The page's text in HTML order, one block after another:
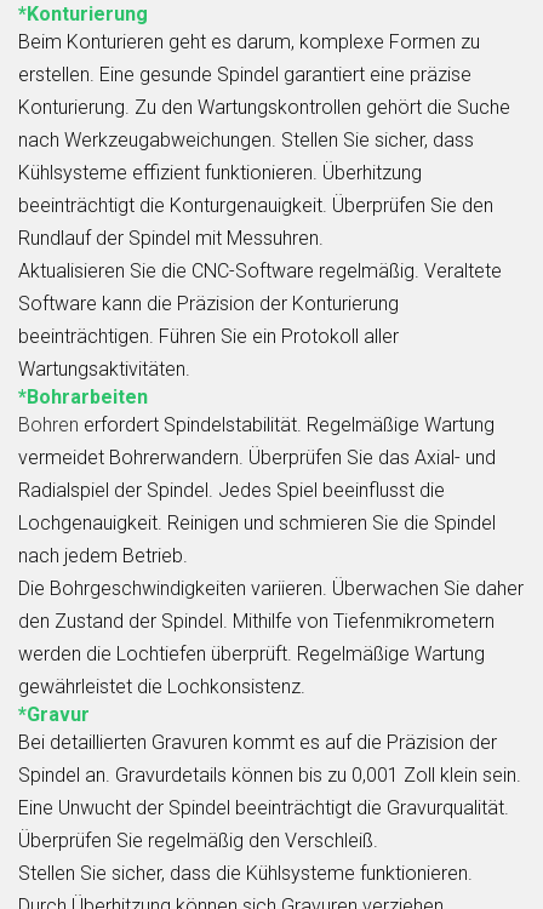
*Konturierung
Beim Konturieren geht es darum, komplexe Formen zu
erstellen. Eine gesunde Spindel garantiert eine präzise
Konturierung. Zu den Wartungskontrollen gehört die Suche
nach Werkzeugabweichungen. Stellen Sie sicher, dass
Kühlsysteme effizient funktionieren. Überhitzung
beeinträchtigt die Konturgenauigkeit. Überprüfen Sie den
Rundlauf der Spindel mit Messuhren.
Aktualisieren Sie die CNC-Software regelmäßig. Veraltete
Software kann die Präzision der Konturierung
beeinträchtigen. Führen Sie ein Protokoll aller
Wartungsaktivitäten.
*Bohrarbeiten
Bohren erfordert Spindelstabilität. Regelmäßige Wartung
vermeidet Bohrerwandern. Überprüfen Sie das Axial- und
Radialspiel der Spindel. Jedes Spiel beeinflusst die
Lochgenauigkeit. Reinigen und schmieren Sie die Spindel
nach jedem Betrieb.
Die Bohrgeschwindigkeiten variieren. Überwachen Sie daher
den Zustand der Spindel. Mithilfe von Tiefenmikrometern
werden die Lochtiefen überprüft. Regelmäßige Wartung
gewährleistet die Lochkonsistenz.
*Gravur
Bei detaillierten Gravuren kommt es auf die Präzision der
Spindel an. Gravurdetails können bis zu 0,001 Zoll klein sein.
Eine Unwucht der Spindel beeinträchtigt die Gravurqualität.
Überprüfen Sie regelmäßig den Verschleiß.
Stellen Sie sicher, dass die Kühlsysteme funktionieren.